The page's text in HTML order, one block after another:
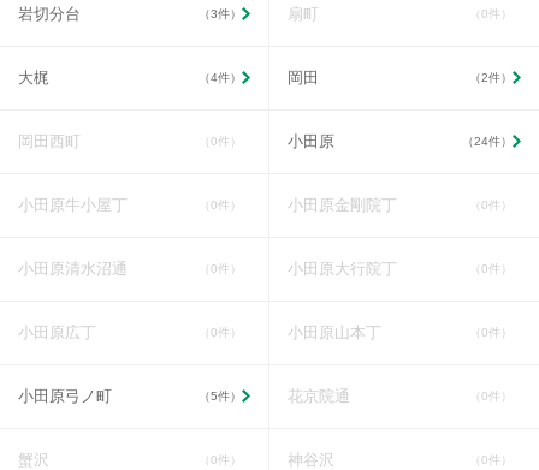
岩切分台 （3件） 扇町 （0件）
大梶 （4件） 岡田 （2件）
岡田西町 （0件） 小田原 （24件）
小田原牛小屋丁 （0件） 小田原金剛院丁 （0件）
小田原清水沼通 （0件） 小田原大行院丁 （0件）
小田原広丁 （0件） 小田原山本丁 （0件）
小田原弓ノ町 （5件） 花京院通 （0件）
蟹沢 （0件） 神谷沢 （0件）